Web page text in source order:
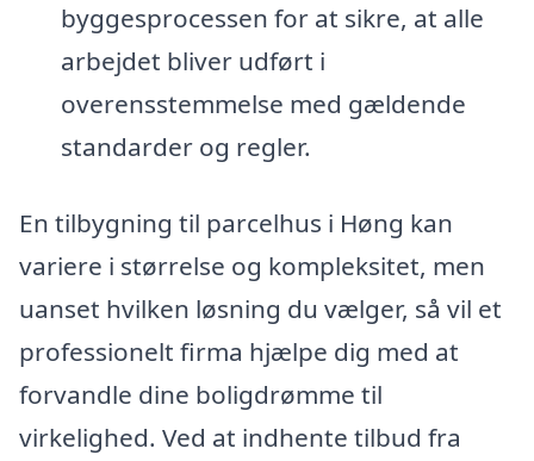
byggesprocessen for at sikre, at alle
arbejdet bliver udført i
overensstemmelse med gældende
standarder og regler.
En tilbygning til parcelhus i Høng kan
variere i størrelse og kompleksitet, men
uanset hvilken løsning du vælger, så vil et
professionelt firma hjælpe dig med at
forvandle dine boligdrømme til
virkelighed. Ved at indhente tilbud fra